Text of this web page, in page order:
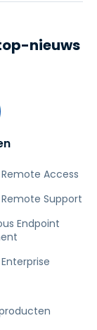
Access
Support
Endpoint
nieuws